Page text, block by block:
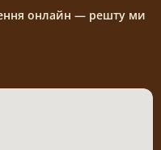
онлайн — решту ми